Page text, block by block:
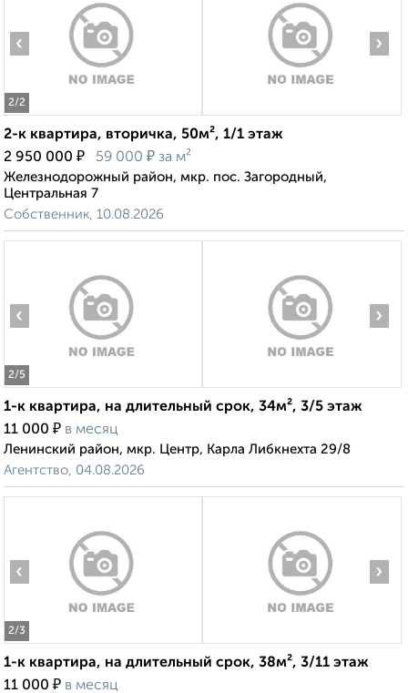
2/2
‹ ›
2-к квартира, вторичка, 50м², 1/1 этаж
2 950 000 ₽ 59 000 ₽ за м²
Железнодорожный район, мкр. пос. Загородный,
Центральная 7
Собственник, 10.08.2026
2/5
‹ ›
1-к квартира, на длительный срок, 34м², 3/5 этаж
11 000 ₽ в месяц
Ленинский район, мкр. Центр, Карла Либкнехта 29/8
Агентство, 04.08.2026
2/3
‹ ›
1-к квартира, на длительный срок, 38м², 3/11 этаж
11 000 ₽ в месяц